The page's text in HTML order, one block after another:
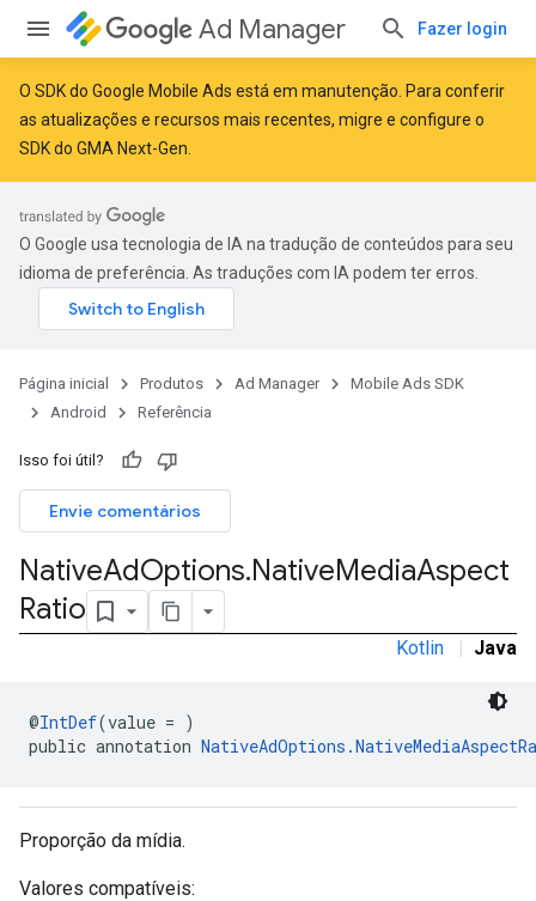
Ad Manager Fazer login
O SDK do Google Mobile Ads está em manutenção. Para conferir
as atualizações e recursos mais recentes, migre e configure o
SDK do GMA Next-Gen
O Google usa tecnologia de IA na tradução de conteúdos para seu
idioma de preferência. As traduções com IA podem ter erros.
Página inicial Produtos Ad Manager
Mobile Ads SDK
Android
Referência
Isso foi útil?
Envie comentários
NativeAdOptions.NativeMediaAspect
Ratio
Kotlin | Java
@IntDef(value = )
public annotation
Proporção da mídia.
Valores compatíveis: